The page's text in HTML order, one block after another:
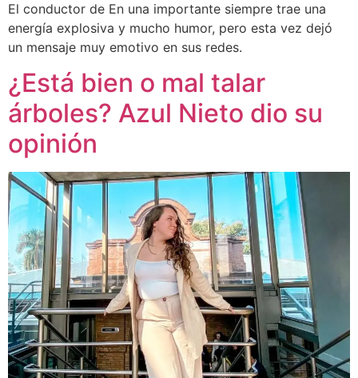
El conductor de En una importante siempre trae una
energía explosiva y mucho humor, pero esta vez dejó
un mensaje muy emotivo en sus redes.
¿Está bien o mal talar
árboles? Azul Nieto dio su
opinión